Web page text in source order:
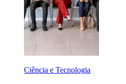
Ciência e Tecnologia